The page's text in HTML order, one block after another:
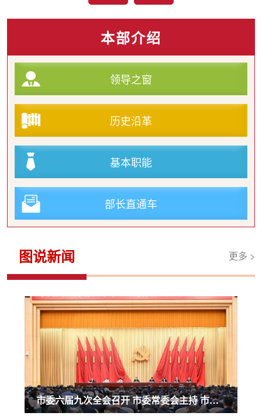
本部介绍
领导之窗
历史沿革
基本职能
部长直通车
图说新闻 更多 >
市委六届九次全会召开 市委常委会主持 市委书记袁家军讲话